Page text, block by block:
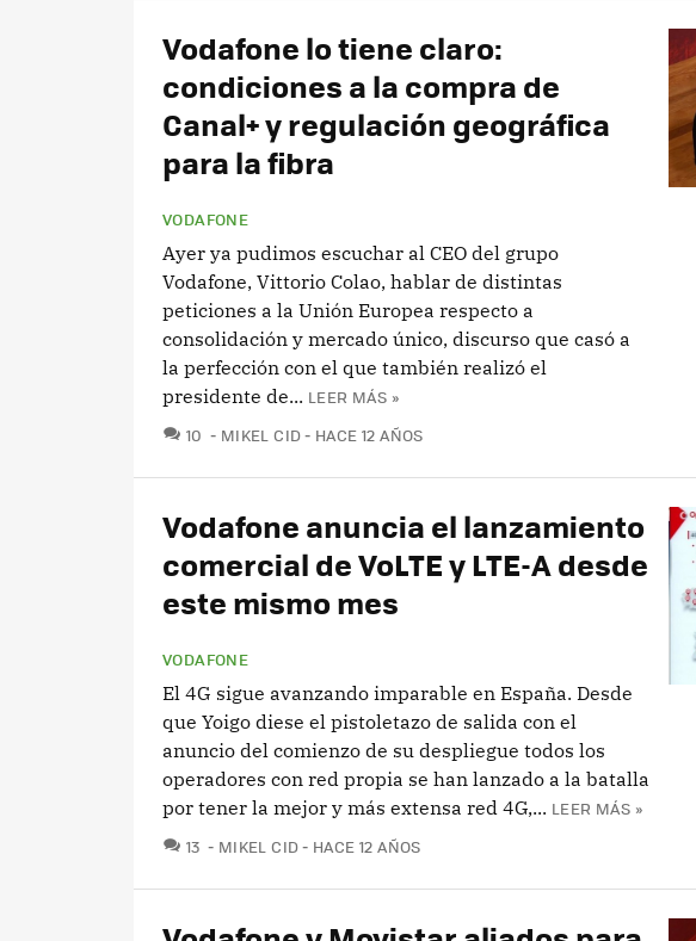
Vodafone lo tiene claro:
condiciones a la compra de
Canal+ y regulación geográfica
para la fibra
VODAFONE
Ayer ya pudimos escuchar al CEO del grupo
Vodafone, Vittorio Colao, hablar de distintas
peticiones a la Unión Europea respecto a
consolidación y mercado único, discurso que casó a
la perfección con el que también realizó el
presidente de... LEER MÁS »
10 COMENTARIOS
MIKEL CID HACE 12 AÑOS
Vodafone anuncia el lanzamiento
comercial de VoLTE y LTE-A desde
este mismo mes
VODAFONE
El 4G sigue avanzando imparable en España. Desde
que Yoigo diese el pistoletazo de salida con el
anuncio del comienzo de su despliegue todos los
operadores con red propia se han lanzado a la batalla
por tener la mejor y más extensa red 4G,... LEER MÁS »
13 COMENTARIOS
MIKEL CID HACE 12 AÑOS